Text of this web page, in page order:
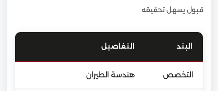
قبول يسهل تحقيقه.
البند التفاصيل
التخصص هندسة الطيران